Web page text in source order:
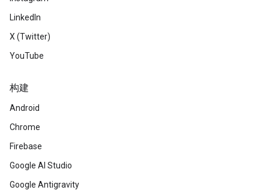
LinkedIn
X (Twitter)
YouTube
构建
Android
Chrome
Firebase
Google AI Studio
Google Antigravity